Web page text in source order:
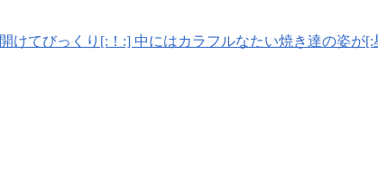
てびっくり[:！:] 中にはカラフルなたい焼き達の姿が